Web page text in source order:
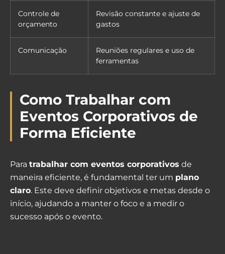
Controle de
orçamento
Revisão constante e ajuste de
gastos
Comunicação
Reuniões regulares e uso de
ferramentas
Como Trabalhar com
Eventos Corporativos de
Forma Eficiente
Para trabalhar com eventos corporativos de
maneira eficiente, é fundamental ter um plano
claro. Este deve definir objetivos e metas desde o
início, ajudando a manter o foco e a medir o
sucesso após o evento.